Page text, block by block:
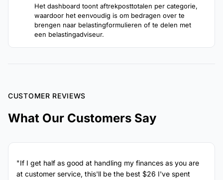
Het dashboard toont aftrekposttotalen per categorie,
waardoor het eenvoudig is om bedragen over te
brengen naar belastingformulieren of te delen met
een belastingadviseur.
CUSTOMER REVIEWS
What Our Customers Say
"If I get half as good at handling my finances as you are
at customer service, this'll be the best $26 I've spent